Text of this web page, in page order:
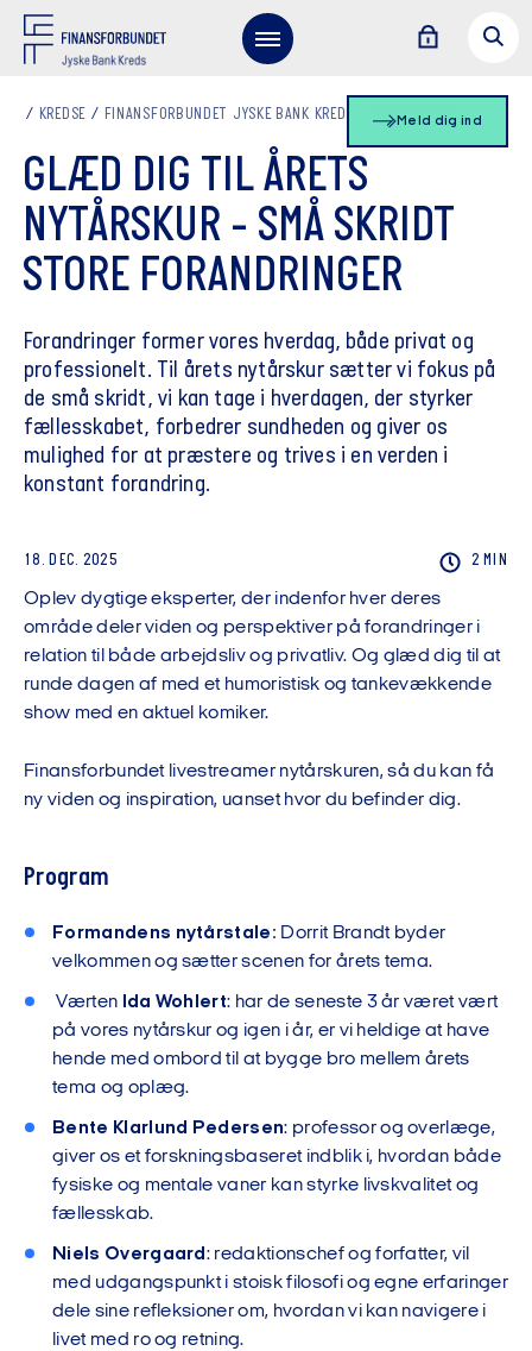
Meld dig ind
KREDSE FINANSFORBUNDET JYSKE BANK KREDS NYHEDSLISTE
GLÆD DIG TIL ÅRETS
NYTÅRSKUR - SMÅ SKRIDT
STORE FORANDRINGER
Forandringer former vores hverdag, både privat og
professionelt. Til årets nytårskur sætter vi fokus på
de små skridt, vi kan tage i hverdagen, der styrker
fællesskabet, forbedrer sundheden og giver os
mulighed for at præstere og trives i en verden i
konstant forandring.
18. DEC. 2025 2 MIN
Oplev dygtige eksperter, der indenfor hver deres
område deler viden og perspektiver på forandringer i
relation til både arbejdsliv og privatliv. Og glæd dig til at
runde dagen af med et humoristisk og tankevækkende
show med en aktuel komiker.
Finansforbundet livestreamer nytårskuren, så du kan få
ny viden og inspiration, uanset hvor du befinder dig.
Program
Formandens nytårstale: Dorrit Brandt byder
velkommen og sætter scenen for årets tema.
Værten Ida Wohlert: har de seneste 3 år været vært
på vores nytårskur og igen i år, er vi heldige at have
hende med ombord til at bygge bro mellem årets
tema og oplæg.
Bente Klarlund Pedersen: professor og overlæge,
giver os et forskningsbaseret indblik i, hvordan både
fysiske og mentale vaner kan styrke livskvalitet og
fællesskab.
Niels Overgaard : redaktionschef og forfatter, vil
med udgangspunkt i stoisk filosofi og egne erfaringer
dele sine refleksioner om, hvordan vi kan navigere i
livet med ro og retning.